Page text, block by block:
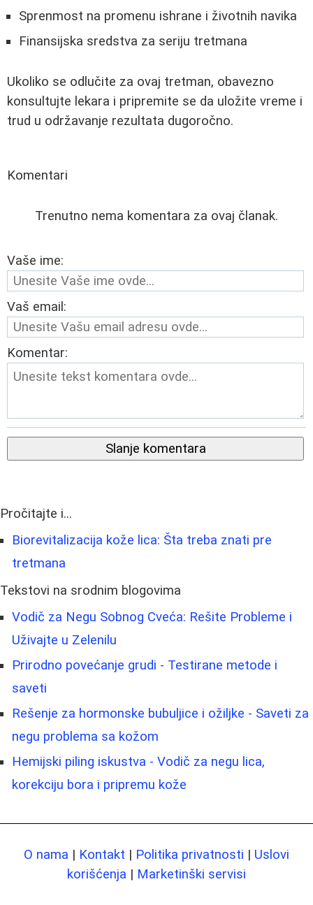
Sprenmost na promenu ishrane i životnih navika
Finansijska sredstva za seriju tretmana
Ukoliko se odlučite za ovaj tretman, obavezno
konsultujte lekara i pripremite se da uložite vreme i
trud u održavanje rezultata dugoročno.
Komentari
Trenutno nema komentara za ovaj članak.
Vaše ime:
Vaš email:
Komentar:
Slanje komentara
Pročitajte i...
Biorevitalizacija kože lica: Šta treba znati pre
tretmana
Tekstovi na srodnim blogovima
Vodič za Negu Sobnog Cveća: Rešite Probleme i
Uživajte u Zelenilu
Prirodno povećanje grudi - Testirane metode i
saveti
Rešenje za hormonske bubuljice i ožiljke - Saveti za
negu problema sa kožom
Hemijski piling iskustva - Vodič za negu lica,
korekciju bora i pripremu kože
O nama | Kontakt | Politika privatnosti | Uslovi
korišćenja | Marketinški servisi